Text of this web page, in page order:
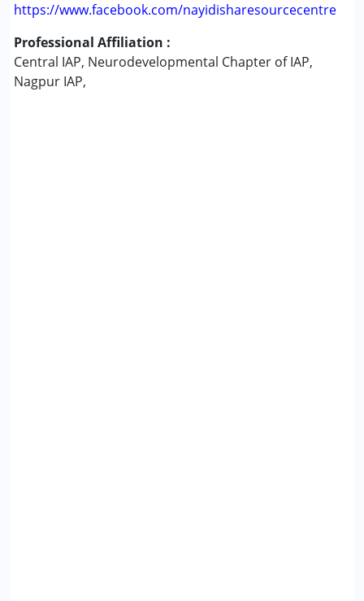
https://www.facebook.com/nayidisharesourcecentre
Professional Affiliation :
Central IAP, Neurodevelopmental Chapter of IAP,
Nagpur IAP,